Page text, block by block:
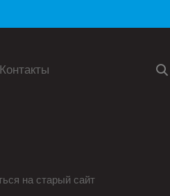
Контакты
на старый сайт